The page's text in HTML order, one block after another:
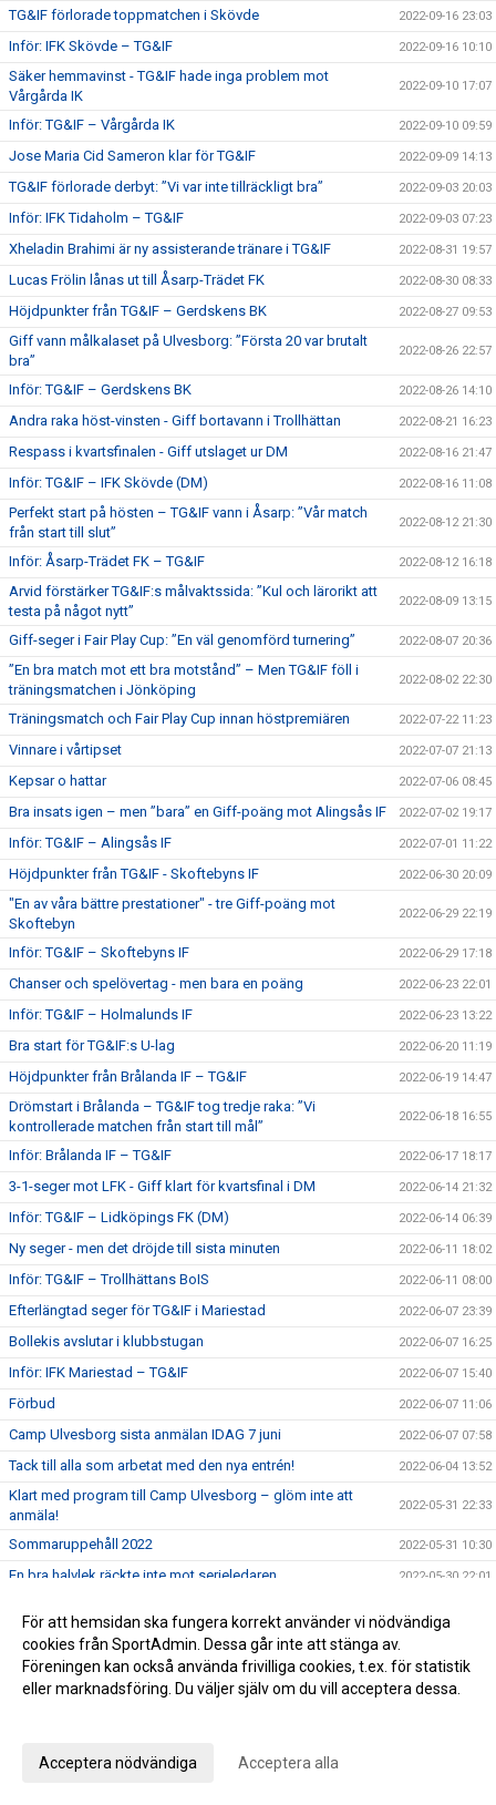
TG&IF förlorade toppmatchen i Skövde 2022-09-16 23:03
Inför: IFK Skövde – TG&IF 2022-09-16 10:10
Säker hemmavinst - TG&IF hade inga problem mot
Vårgårda IK
2022-09-10 17:07
Inför: TG&IF – Vårgårda IK 2022-09-10 09:59
Jose Maria Cid Sameron klar för TG&IF 2022-09-09 14:13
TG&IF förlorade derbyt: ”Vi var inte tillräckligt bra” 2022-09-03 20:03
Inför: IFK Tidaholm – TG&IF 2022-09-03 07:23
Xheladin Brahimi är ny assisterande tränare i TG&IF 2022-08-31 19:57
Lucas Frölin lånas ut till Åsarp-Trädet FK 2022-08-30 08:33
Höjdpunkter från TG&IF – Gerdskens BK 2022-08-27 09:53
Giff vann målkalaset på Ulvesborg: ”Första 20 var brutalt
bra”
2022-08-26 22:57
Inför: TG&IF – Gerdskens BK 2022-08-26 14:10
Andra raka höst-vinsten - Giff bortavann i Trollhättan 2022-08-21 16:23
Respass i kvartsfinalen - Giff utslaget ur DM 2022-08-16 21:47
Inför: TG&IF – IFK Skövde (DM) 2022-08-16 11:08
Perfekt start på hösten – TG&IF vann i Åsarp: ”Vår match
från start till slut”
2022-08-12 21:30
Inför: Åsarp-Trädet FK – TG&IF 2022-08-12 16:18
Arvid förstärker TG&IF:s målvaktssida: ”Kul och lärorikt att
testa på något nytt”
2022-08-09 13:15
Giff-seger i Fair Play Cup: ”En väl genomförd turnering” 2022-08-07 20:36
”En bra match mot ett bra motstånd” – Men TG&IF föll i
träningsmatchen i Jönköping
2022-08-02 22:30
Träningsmatch och Fair Play Cup innan höstpremiären 2022-07-22 11:23
Vinnare i vårtipset 2022-07-07 21:13
Kepsar o hattar 2022-07-06 08:45
Bra insats igen – men ”bara” en Giff-poäng mot Alingsås IF 2022-07-02 19:17
Inför: TG&IF – Alingsås IF 2022-07-01 11:22
Höjdpunkter från TG&IF - Skoftebyns IF 2022-06-30 20:09
"En av våra bättre prestationer" - tre Giff-poäng mot
Skoftebyn
2022-06-29 22:19
Inför: TG&IF – Skoftebyns IF 2022-06-29 17:18
Chanser och spelövertag - men bara en poäng 2022-06-23 22:01
Inför: TG&IF – Holmalunds IF 2022-06-23 13:22
Bra start för TG&IF:s U-lag 2022-06-20 11:19
Höjdpunkter från Brålanda IF – TG&IF 2022-06-19 14:47
Drömstart i Brålanda – TG&IF tog tredje raka: ”Vi
kontrollerade matchen från start till mål”
2022-06-18 16:55
Inför: Brålanda IF – TG&IF 2022-06-17 18:17
3-1-seger mot LFK - Giff klart för kvartsfinal i DM 2022-06-14 21:32
Inför: TG&IF – Lidköpings FK (DM) 2022-06-14 06:39
Ny seger - men det dröjde till sista minuten 2022-06-11 18:02
Inför: TG&IF – Trollhättans BoIS 2022-06-11 08:00
Efterlängtad seger för TG&IF i Mariestad 2022-06-07 23:39
Bollekis avslutar i klubbstugan 2022-06-07 16:25
Inför: IFK Mariestad – TG&IF 2022-06-07 15:40
Förbud 2022-06-07 11:06
Camp Ulvesborg sista anmälan IDAG 7 juni 2022-06-07 07:58
Tack till alla som arbetat med den nya entrén! 2022-06-04 13:52
Klart med program till Camp Ulvesborg – glöm inte att
anmäla!
2022-05-31 22:33
Sommaruppehåll 2022 2022-05-31 10:30
En bra halvlek räckte inte mot serieledaren 2022-05-30 22:01
Påminnelse Camp Ulvesborg
Johan Åhnborg kliver av uppdraget som Giff-tränare 2022-05-28 19:28
Ribba ut för TG&IF i Vårgårda
I sommar blir det comeback för Camp Ulvesborg
För att hemsidan ska fungera korrekt använder vi nödvändiga
cookies från SportAdmin. Dessa går inte att stänga av.
Föreningen kan också använda frivilliga cookies, t.ex. för statistik
eller marknadsföring. Du väljer själv om du vill acceptera dessa.
Acceptera nödvändiga Acceptera alla